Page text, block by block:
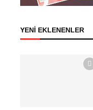
YENİ EKLENENLER